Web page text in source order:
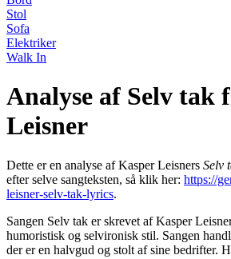
Stol
Sofa
Elektriker
Walk In
Analyse af Selv tak
Leisner
Dette er en analyse af Kasper Leisners Selv
efter selve sangteksten, så klik her: https://
leisner-selv-tak-lyrics.
Sangen Selv tak er skrevet af Kasper
humoristisk og selvironisk stil. Sangen
der er en halvgud og stolt af sine bedrifter.